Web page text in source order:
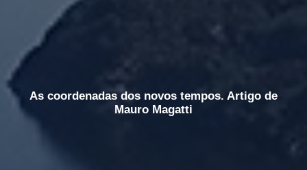
As coordenadas dos novos tempos. Artigo de
Mauro Magatti